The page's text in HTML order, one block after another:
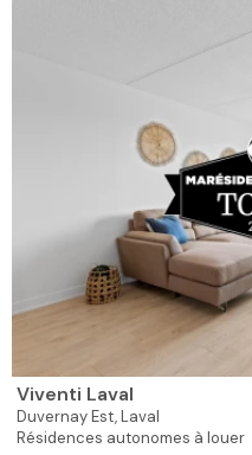
Viventi Laval
Duvernay Est,Laval
Résidences autonomes à louer